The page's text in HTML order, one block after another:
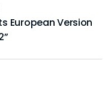
European Version